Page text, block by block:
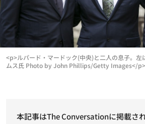
<p>ルパード・マードック(中央)と二人の息子。左
ムス氏 Photo by John Phillips/Getty Images</p>
本記事はThe Conversationに掲載さ